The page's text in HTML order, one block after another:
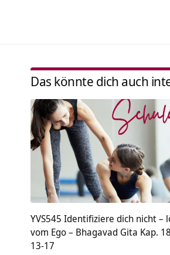
Das könnte dich auch
YVS545 Identifiziere dich nicht –
vom Ego – Bhagavad Gita Kap.
13-17